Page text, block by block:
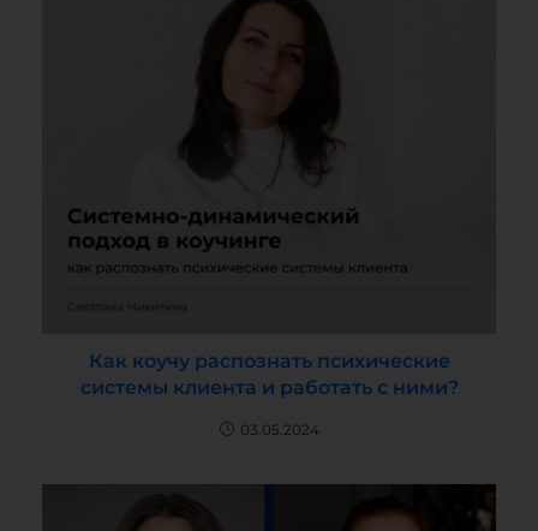
Как коучу распознать психические
системы клиента и работать с ними?
03.05.2024